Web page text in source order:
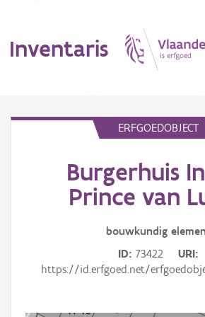
Inventaris
Aanduidingsobject
ERFGOEDOBJECT
Burgerhuis
Prince van
bouwkundig
ID 73422
URI
https://id.erfgoed.net/